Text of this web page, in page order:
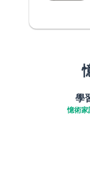
學
憶術家